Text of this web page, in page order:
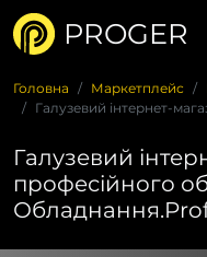
PROGER
Головна Маркетплейс
Галузевий інтернет-
Галузевий
професійного